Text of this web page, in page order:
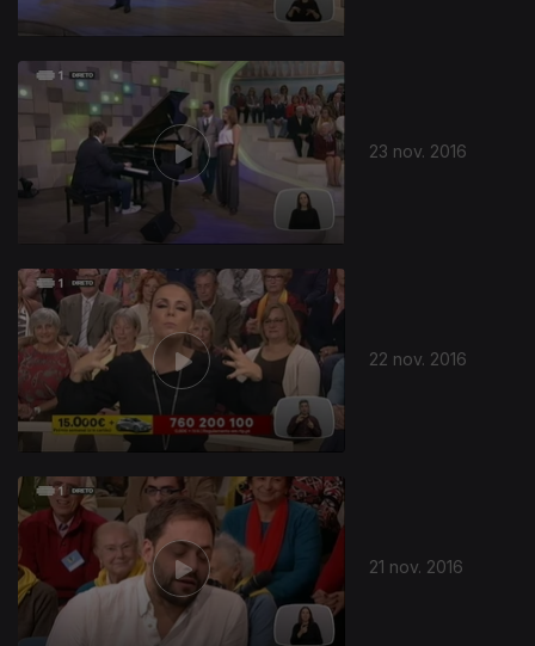
23 nov. 2016
22 nov. 2016
21 nov. 2016